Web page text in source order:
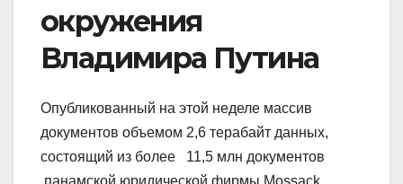
окружения
Владимира Путина
Опубликованный на этой неделе массив
документов объемом 2,6 терабайт данных,
состоящий из более 11,5 млн документов